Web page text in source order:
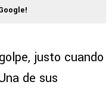
justo cuando
de sus